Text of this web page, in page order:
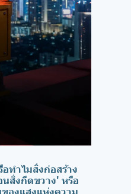
ทำไมสิ่งก่อสร้าง
นสิ่งกีดขวาง' หรือ
องแสงแห่งความ